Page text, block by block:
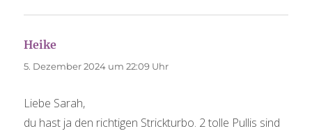
Heike
5. Dezember 2024 um 22:09 Uhr
Liebe Sarah,
du hast ja den richtigen Strickturbo. 2 tolle Pullis sind